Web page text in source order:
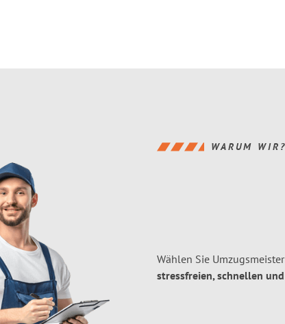
WARUM WIR?
Wählen Sie
stressfreien, schnellen